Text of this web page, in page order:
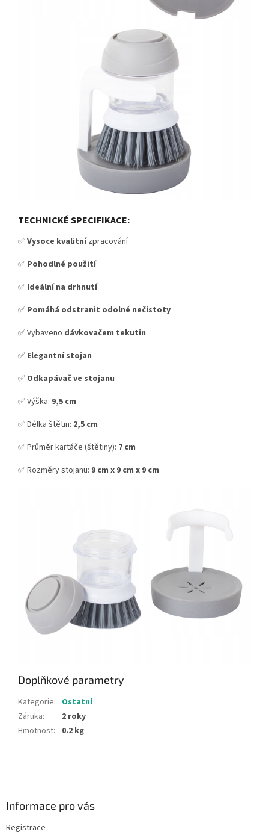
TECHNICKÉ SPECIFIKACE:
✅Vysoce kvalitnízpracování
✅ Pohodlné použití
✅ Ideální na drhnutí
✅ Pomáhá odstranit odolné nečistoty
✅ Vybaveno dávkovačem tekutin
✅ Elegantní stojan
✅ Odkapávač ve stojanu
✅ Výška: 9,5 cm
✅ Délka štětin: 2,5 cm
✅ Průměr kartáče (štětiny): 7 cm
✅ Rozměry stojanu: 9 cm x 9 cm x 9 cm
Doplňkové parametry
Kategorie: Ostatní
Záruka:
2 roky
Hmotnost: 0.2 kg
Informace pro vás
Registrace